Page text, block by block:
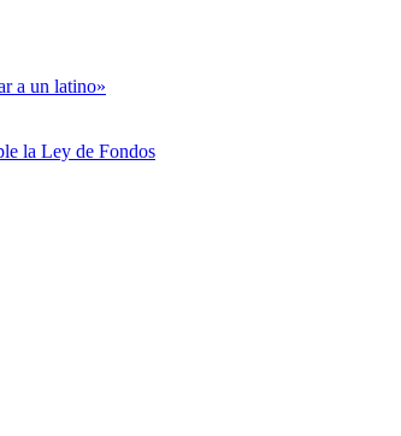
a un latino»
la Ley de Fondos